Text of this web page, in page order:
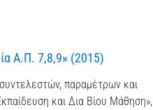
Α.Π. 7,8,9» (2015)
παραμέτρων και
και Δια Βίου Μάθηση»,